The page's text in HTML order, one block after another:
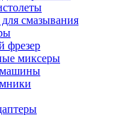
смазывания
фрезер
миксеры
машины